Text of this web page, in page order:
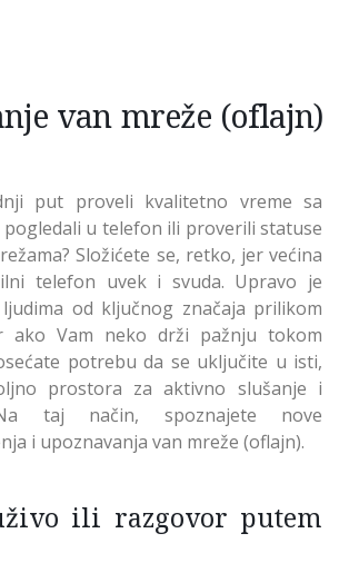
van mreže (oflajn)
put proveli kvalitetno vreme sa
pogledali u telefon ili proverili statuse
Složićete se, retko, jer većina
telefon uvek i svuda. Upravo je
od ključnog značaja prilikom
ako Vam neko drži pažnju tokom
potrebu da se uključite u isti,
prostora za aktivno slušanje i
Na taj način, spoznajete nove
i upoznavanja van mreže (oflajn).
ili razgovor putem